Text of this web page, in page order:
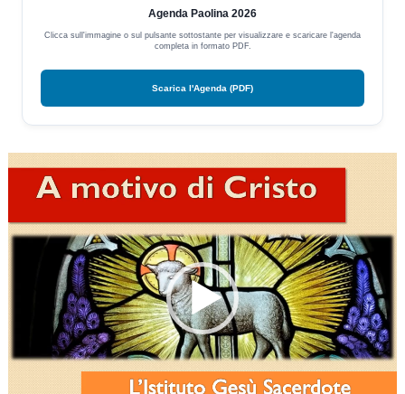
Agenda Paolina 2026
Clicca sull'immagine o sul pulsante sottostante per visualizzare e scaricare l'agenda
completa in formato PDF.
Scarica l'Agenda (PDF)
Player